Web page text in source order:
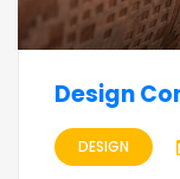
Design
DESIGN